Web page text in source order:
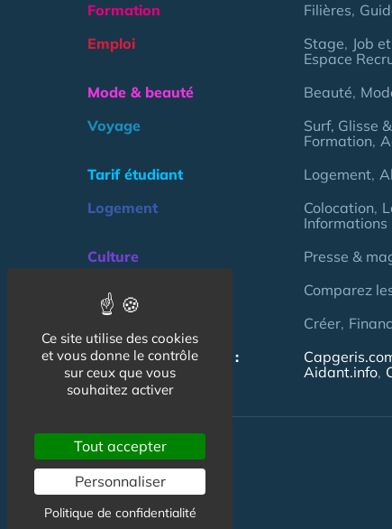
Formation Filières
Emploi
Stage Job
Espace
Mode & beauté
Beauté
Voyage
Surf, Glisse
Formation
Tarif étudiant
Logement
Logement
Colocation
Informations
Culture
Presse &
Argent
Comparez
Créer
NOS AUTRES SITES :
Aidant.info
Ce site utilise des cookies
et vous donne le contrôle
sur ceux que vous
souhaitez activer
Tout accepter
Personnaliser
Politique de confidentialité